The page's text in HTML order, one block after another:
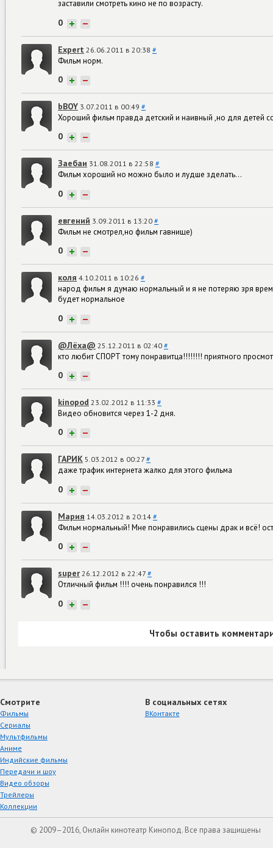
заставили смотреть кино не по возрасту.
0 + −
Expert 26.06.2011 в 20:38 #
Фильм норм.
0 + −
bBOY 3.07.2011 в 00:49 #
Хороший фильм правда детский и наивный ,но для детей
0 + −
Заебаи 31.08.2011 в 22:58 #
Фильм хороший но можно было и лудше зделать...
0 + −
евгений 3.09.2011 в 13:20 #
Фильм не смотрел,но фильм гавнище)
0 + −
коля 4.10.2011 в 10:26 #
народ фильм я думаю нормальный и я не потеряю зря
будет нормальное
0 + −
@Лёха@ 25.12.2011 в 02:40 #
кто любит СПОРТ тому понравитца!!!!!!!! приятного
0 + −
kinopod 23.02.2012 в 11:33 #
Видео обновится через 1-2 дня.
0 + −
ГАРИК 5.03.2012 в 00:27 #
даже трафик интернета жалко для этого фильма
0 + −
Мария 14.03.2012 в 20:14 #
Фильм нормальный! Мне понравились сцены драк и всё!
0 + −
super 26.12.2012 в 22:47 #
Отличный фильм !!!! очень понравился !!!
0 + −
Чтобы оставить
Смотрите
Фильмы
Сериалы
Мультфильмы
Аниме
Индийские фильмы
Передачи и шоу
Видео обзоры
Трейлеры
Коллекции
В социальных сетях
ВКонтакте
© 2009–2016, Онлайн кинотеатр Кинопод. Все права защищены